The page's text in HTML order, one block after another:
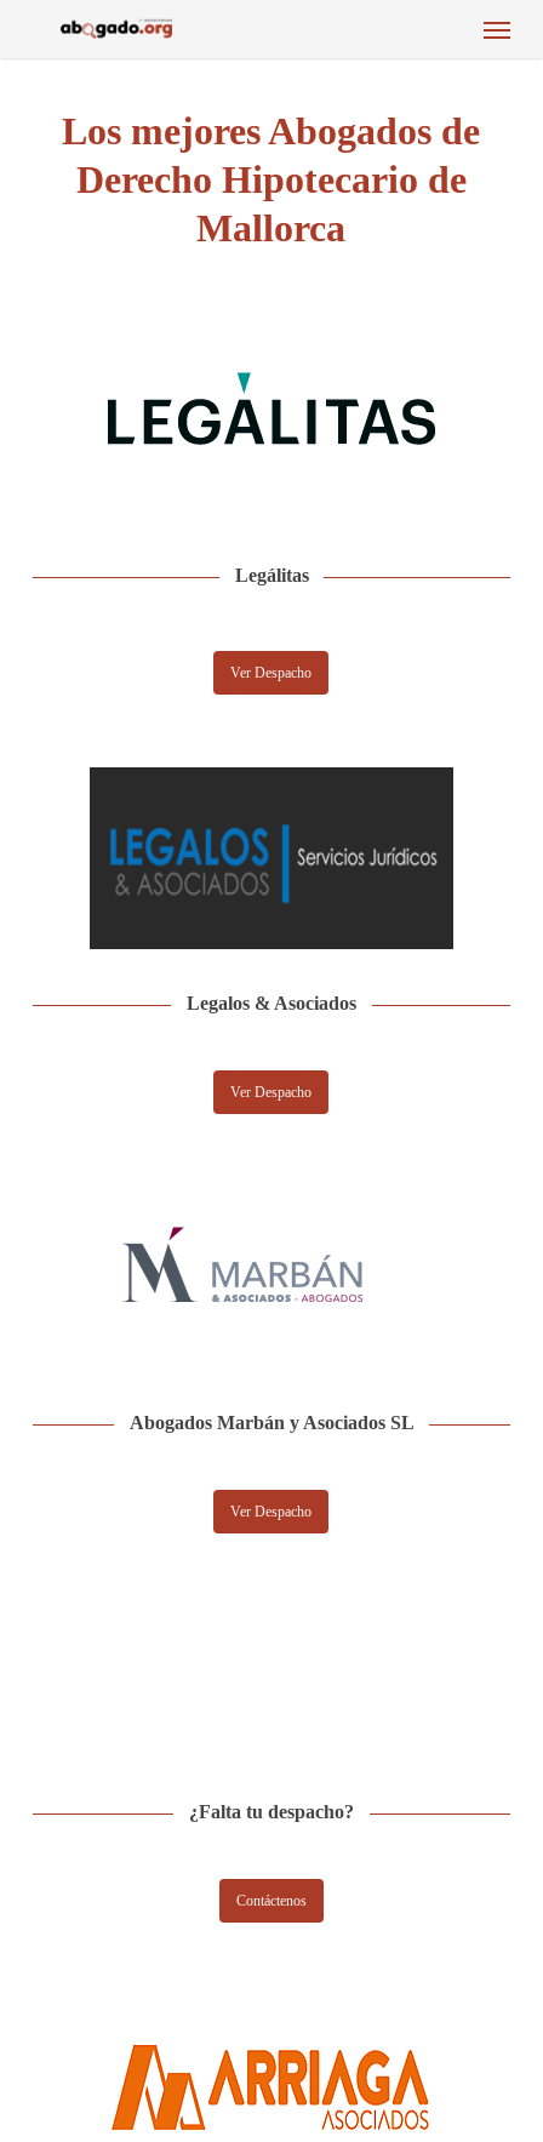
Menu
Los mejores Abogados de
Derecho Hipotecario de
Mallorca
Legálitas
Ver Despacho
Legalos & Asociados
Ver Despacho
Abogados Marbán y Asociados SL
Ver Despacho
¿Falta tu despacho?
Contáctenos